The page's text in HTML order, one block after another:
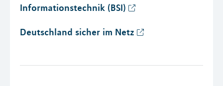
Informationstechnik (BSI)
Deutschland sicher im Netz